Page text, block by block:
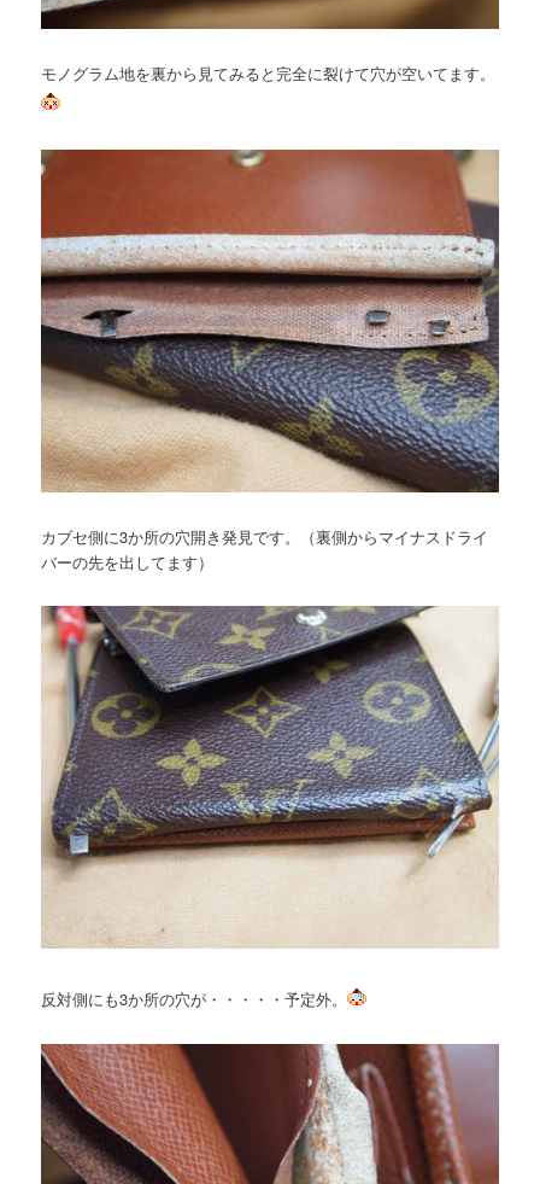
モノグラム地を裏から見てみると完全に裂けて穴が空いてます。
カブセ側に3か所の穴開き発見です。（裏側からマイナスドライ
バーの先を出してます）
反対側にも3か所の穴が・・・・・予定外。